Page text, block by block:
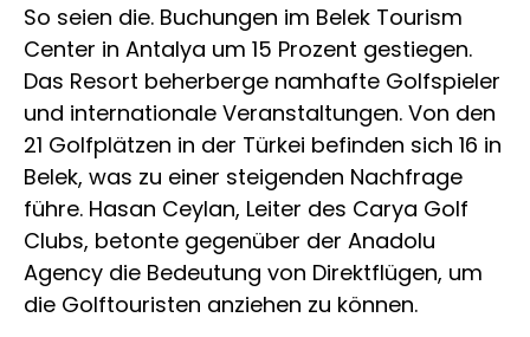
So seien die. Buchungen im Belek Tourism
Center in Antalya um 15 Prozent gestiegen.
Das Resort beherberge namhafte Golfspieler
und internationale Veranstaltungen. Von den
21 Golfplätzen in der Türkei befinden sich 16 in
Belek, was zu einer steigenden Nachfrage
führe. Hasan Ceylan, Leiter des Carya Golf
Clubs, betonte gegenüber der Anadolu
Agency die Bedeutung von Direktflügen, um
die Golftouristen anziehen zu können.